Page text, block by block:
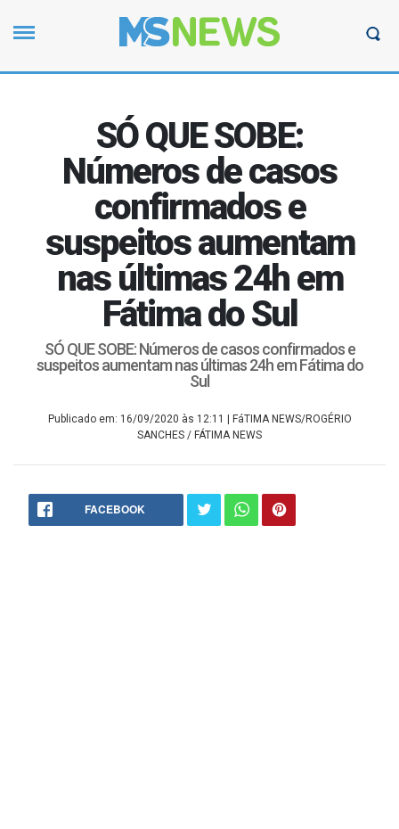
SÓ QUE SOBE:
Números de casos
confirmados e
suspeitos aumentam
nas últimas 24h em
Fátima do Sul
SÓ QUE SOBE: Números de casos confirmados e
suspeitos aumentam nas últimas 24h em Fátima do
Sul
Publicado em: 16/09/2020 às 12:11
| FáTIMA NEWS/ROGÉRIO
SANCHES / FÁTIMA NEWS
FACEBOOK